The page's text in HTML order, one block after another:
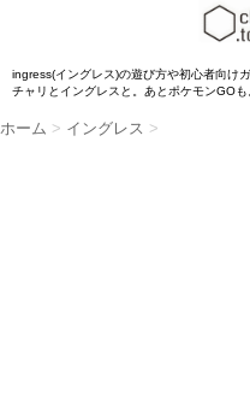
ingress(イングレス)の遊び方や初心者向け
チャリとイングレスと。あとポケモンGOも
ホーム > イングレス >